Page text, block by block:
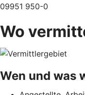
09951 950-0
Wo
Wen und was